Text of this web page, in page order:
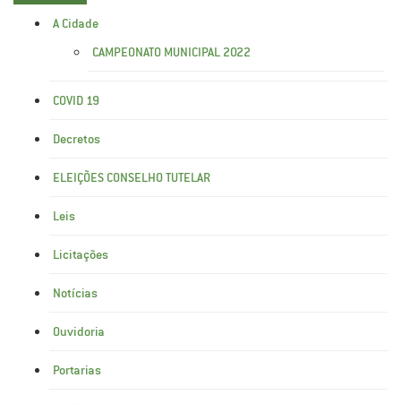
A Cidade
CAMPEONATO MUNICIPAL 2022
COVID 19
Decretos
ELEIÇÕES CONSELHO TUTELAR
Leis
Licitações
Notícias
Ouvidoria
Portarias